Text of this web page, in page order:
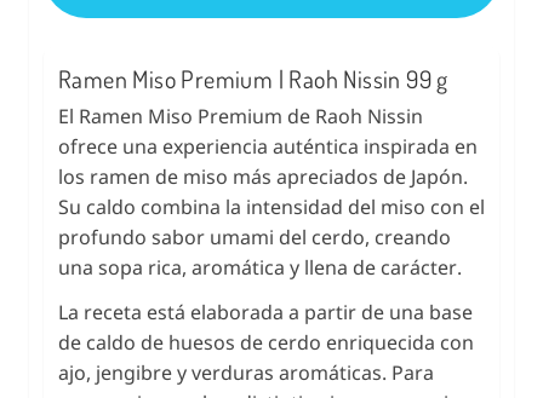
Ramen Miso Premium | Raoh Nissin 99 g
El Ramen Miso Premium de Raoh Nissin
ofrece una experiencia auténtica inspirada en
los ramen de miso más apreciados de Japón.
Su caldo combina la intensidad del miso con el
profundo sabor umami del cerdo, creando
una sopa rica, aromática y llena de carácter.
La receta está elaborada a partir de una base
de caldo de huesos de cerdo enriquecida con
ajo, jengibre y verduras aromáticas. Para